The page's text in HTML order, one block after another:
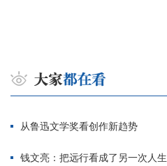
从鲁迅文学奖看创作新趋势
钱文亮：把远行看成了另一次人生